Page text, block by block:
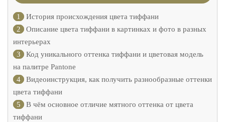
1
История происхождения цвета тиффани
2
Описание цвета тиффани в картинках и фото в разных
интерьерах
3
Код уникального оттенка тиффани и цветовая модель
на палитре Pantone
4
Видеоинструкция, как получить разнообразные оттенки
цвета тиффани
5
В чём основное отличие мятного оттенка от цвета
тиффани